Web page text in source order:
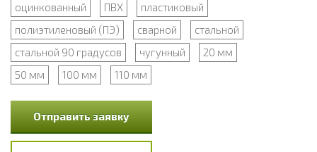
оцинкованный
ПВХ
пластиковый
полиэтиленовый (ПЭ)
сварной
стальной
стальной 90 градусов
чугунный
20 мм
50 мм
100 мм 110 мм
Отправить заявку